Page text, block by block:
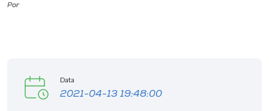
Diplomados
Por
Data
2021-04-13 19:48:00